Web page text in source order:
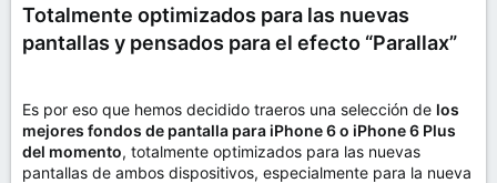
Totalmente optimizados para las nuevas
pantallas y pensados para el efecto “Parallax”
Es por eso que hemos decidido traeros una selección de los
mejores fondos de pantalla para iPhone 6 o iPhone 6 Plus
del momento, totalmente optimizados para las nuevas
pantallas de ambos dispositivos, especialmente para la nueva